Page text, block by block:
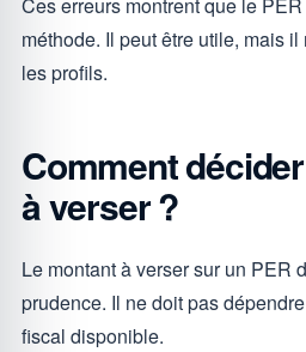
méthode. Il peut être utile, mais il
les profils.
Comment
à verser ?
Le montant à verser sur un PER
prudence. Il ne doit pas
fiscal disponible.